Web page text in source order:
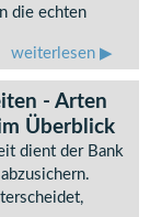
die echten
weiterlesen
- Arten
Überblick
dient der Bank